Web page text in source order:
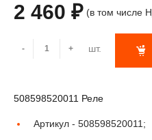
2 460 ₽ (в том числе
- + шт.
508598520011 Реле
Артикул - 508598520011;